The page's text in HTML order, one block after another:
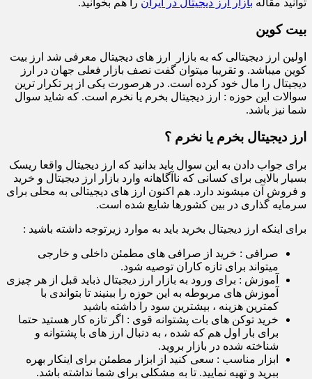
توانید مقاله بازار ارز دیجیتال در ایران را هم بخوانید.
بیت کوین
اولین ارز دیجیتالی که به بازار ارز های دیجیتال معرفی شد ارز بیت
کوین میباشد. و تقریبا میتوان گفت نصف بازار فعلی جهان در ارز
دیجیتال را مال خود کرده است. در هرصورت یکی از پر تکرار ترین
سوالات این حوزه : ارز دیجیتال بخرم یا نخرم است. که شاید سوال
شما نیز باشد.
ارز دیجیتال بخرم یا نخرم ؟
برای جواب دادن به این سوال باید بدانید که ارز دیجیتال واقعا ریسک
بسیار بالایی برای کسانی که ناآگاهانه وارد بازار ارز دیجیتال و خرید
و فروش آن میشوند دارد. هم اکنون ارز های دیجیتالی به محلی برای
سرمایه گذاری در بین کشورها شایع شده است.
برای اینکه ارز دیجیتال بخرید باید به موارد زیرتوجه داشته باشید :
صرافی : خرید از صرافی های مطمئن داخلی و خارجی
میتواند برای تازه کاران توصیه شود.
آموزش : برای ورود به بازار ارز دیجیتال ذباید قبل از هر چیزی
آموزش های مربوطه به این حوزه را ببنیند تا بتواندی با
کمترین هزینه ، بیشترین سود را داشته باشید
خرید توکن های بات پشتوانه قوی : اگر تازه کار هستید حتما
برای بار اول هم که شده ، به دنبال ارز های با پشتوانه و
شناخته شده در بازار بروید.
ابزار مناسب : سعی کنید از ابزار مطمئن برای اینکار بهره
ببرید و تهیه نمایید. تا به مشکلی برای شما نداشته باشد.